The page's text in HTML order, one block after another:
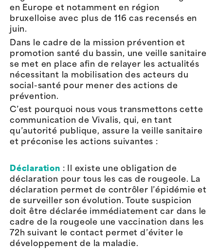
en Europe et notamment en région
bruxelloise avec plus de 116 cas recensés en
juin.
Dans le cadre de la mission prévention et
promotion santé du bassin, une veille sanitaire
se met en place afin de relayer les actualités
nécessitant la mobilisation des acteurs du
social-santé pour mener des actions de
prévention.
C’est pourquoi nous vous transmettons cette
communication de Vivalis, qui, en tant
qu’autorité publique, assure la veille sanitaire
et préconise les actions suivantes :
Déclaration : Il existe une obligation de
déclaration pour tous les cas de rougeole. La
déclaration permet de contrôler l’épidémie et
de surveiller son évolution. Toute suspicion
doit être déclarée immédiatement car dans le
cadre de la rougeole une vaccination dans les
72h suivant le contact permet d’éviter le
développement de la maladie.